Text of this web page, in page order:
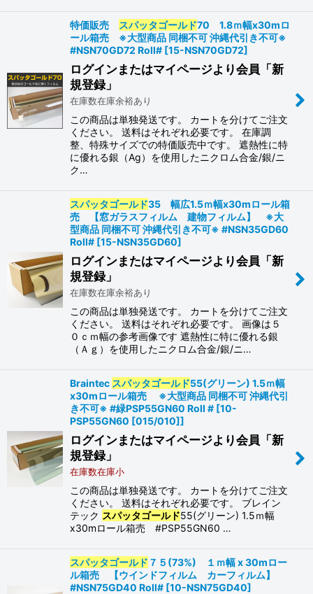
特価販売 スパッタゴールド70 1.8ｍ幅x30mロ
ール箱売 ※大型商品 同梱不可 沖縄代引き不可※
#NSN70GD72 Roll# [15-NSN70GD72]
ログインまたはマイページより会員「新
規登録」
在庫数在庫余裕あり
この商品は単独発送です。 カートを分けてご注文
ください。 送料はそれぞれ必要です。 在庫調
整、特殊サイズでの特価販売中です。 遮熱性に特
に優れる銀（Ag）を使用したニクロム合金/銀/ニ
ク…
スパッタゴールド35 幅広1.5ｍ幅x30mロール箱
売 【窓ガラスフィルム 建物フィルム】 ※大
型商品 同梱不可 沖縄代引き不可※ #NSN35GD60
Roll# [15-NSN35GD60]
ログインまたはマイページより会員「新
規登録」
在庫数在庫余裕あり
この商品は単独発送です。 カートを分けてご注文
ください。 送料はそれぞれ必要です。 画像は５
０ｃｍ幅の参考画像です 遮熱性に特に優れる銀
（Ａｇ）を使用したニクロム合金/銀/ニ…
Braintec スパッタゴールド55(グリーン) 1.5ｍ幅
x30mロール箱売 ※大型商品 同梱不可 沖縄代引
き不可※ #緑PSP55GN60 Roll # [10-
PSP55GN60 [015/010]]
ログインまたはマイページより会員「新
規登録」
在庫数在庫小
この商品は単独発送です。 カートを分けてご注文
ください。 送料はそれぞれ必要です。 ブレイン
テック スパッタゴールド55(グリーン) 1.5ｍ幅
x30mロール箱売 #PSP55GN60 …
スパッタゴールド ７５(73%) １ｍ幅 x 30mロー
ル箱売 【ウインドフィルム カーフィルム】
#NSN75GD40 Roll# [10-NSN75GD40]